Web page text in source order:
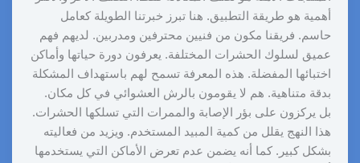
أهمية هو طريقة التطبيق. هنا تبرز خبرتنا الطويلة كعامل
حاسم. فريقنا مكون من فنيين محترفين ومدربين. لديهم فهم
عميق لسلوك الحشرات المختلفة. يعرفون دورة حياتها وأماكن
اختبائها المفضلة. هذه المعرفة تسمح لهم باستهداف المشكلة
بدقة متناهية. هم لا يقومون بالرش العشوائي في كل مكان.
بل يركزون على بؤر الإصابة والممرات التي تسلكها الحشرات.
هذا النهج يقلل من كمية المبيد المستخدم. ويزيد من فعاليته
بشكل كبير. كما أنه يضمن عدم تعرض الأماكن التي يستخدمها